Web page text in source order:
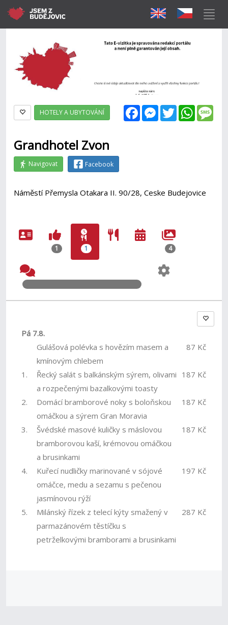
FacebookMessenger
Twitter
HOTELY A UBYTOVÁNÍ
Grandhotel Zvon
Navigovat Facebook
Náměstí Přemysla Otakara II. 90/28, Ceske Budejovice
1 1 4
Pá 7.8.
Gulášová polévka s hovězím masem a
kmínovým chlebem
87 Kč
1.
Řecký salát s balkánským sýrem, olivami
a rozpečenými bazalkovými toasty
187 Kč
2.
Domácí bramborové noky s boloňskou
omáčkou a sýrem Gran Moravia
187 Kč
3.
Švédské masové kuličky s máslovou
bramborovou kaší, krémovou omáčkou
a brusinkami
187 Kč
4.
Kuřecí nudličky marinované v sójové
omáčce, medu a sezamu s pečenou
jasmínovou rýží
197 Kč
5.
Milánský řízek z telecí kýty smažený v
parmazánovém těstíčku s
petrželkovými bramborami a brusinkami
287 Kč